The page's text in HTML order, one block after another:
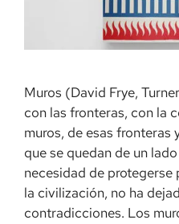
Muros (David Frye,
con las fronteras, con la
muros, de esas fronteras
que se quedan de un
necesidad de protegerse
la civilización, no ha
contradicciones. Los